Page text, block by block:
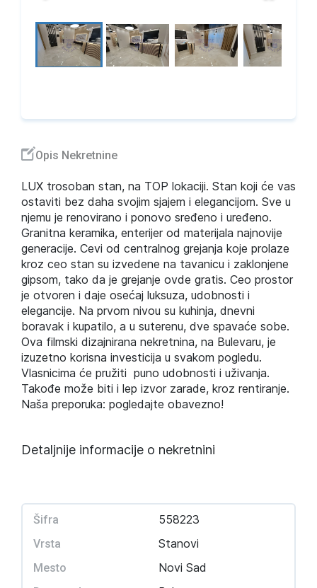
Opis Nekretnine
LUX trosoban stan, na TOP lokaciji. Stan koji će vas
ostaviti bez daha svojim sjajem i elegancijom. Sve u
njemu je renovirano i ponovo sređeno i uređeno.
Granitna keramika, enterijer od materijala najnovije
generacije. Cevi od centralnog grejanja koje prolaze
kroz ceo stan su izvedene na tavanicu i zaklonjene
gipsom, tako da je grejanje ovde gratis. Ceo prostor
je otvoren i daje osećaj luksuza, udobnosti i
elegancije. Na prvom nivou su kuhinja, dnevni
boravak i kupatilo, a u suterenu, dve spavaće sobe.
Ova filmski dizajnirana nekretnina, na Bulevaru, je
izuzetno korisna investicija u svakom pogledu.
Vlasnicima će pružiti puno udobnosti i uživanja.
Takođe može biti i lep izvor zarade, kroz rentiranje.
Naša preporuka: pogledajte obavezno!
Detaljnije informacije o nekretnini
Šifra 558223
Vrsta Stanovi
Mesto Novi Sad